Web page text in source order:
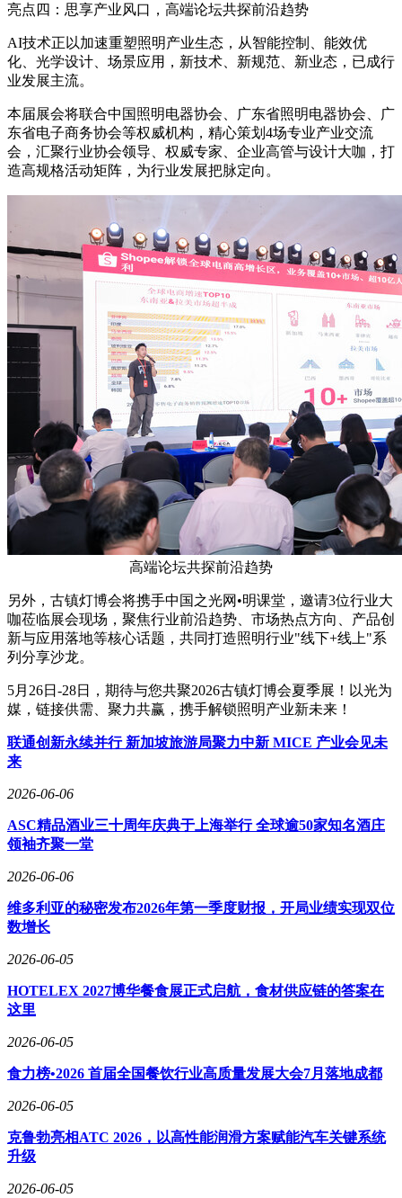
亮点四：思享产业风口，高端论坛共探前沿趋势
AI技术正以加速重塑照明产业生态，从智能控制、能效优
化、光学设计、场景应用，新技术、新规范、新业态，已成行
业发展主流。
本届展会将联合中国照明电器协会、广东省照明电器协会、广
东省电子商务协会等权威机构，精心策划4场专业产业交流
会，汇聚行业协会领导、权威专家、企业高管与设计大咖，打
造高规格活动矩阵，为行业发展把脉定向。
高端论坛共探前沿趋势
另外，古镇灯博会将携手中国之光网•明课堂，邀请3位行业大
咖莅临展会现场，聚焦行业前沿趋势、市场热点方向、产品创
新与应用落地等核心话题，共同打造照明行业"线下+线上"系
列分享沙龙。
5月26日-28日，期待与您共聚2026古镇灯博会夏季展！以光为
媒，链接供需、聚力共赢，携手解锁照明产业新未来！
联通创新永续并行 新加坡旅游局聚力中新 MICE 产业会见未
来
2026-06-06
ASC精品酒业三十周年庆典于上海举行 全球逾50家知名酒庄
领袖齐聚一堂
2026-06-06
维多利亚的秘密发布2026年第一季度财报，开局业绩实现双位
数增长
2026-06-05
HOTELEX 2027博华餐食展正式启航，食材供应链的答案在
这里
2026-06-05
食力榜•2026 首届全国餐饮行业高质量发展大会7月落地成都
2026-06-05
克鲁勃亮相ATC 2026，以高性能润滑方案赋能汽车关键系统
升级
2026-06-05